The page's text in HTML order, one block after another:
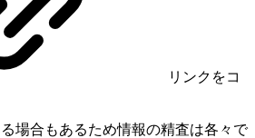
リンク をコ
場合もあるため情報の精査は各々で